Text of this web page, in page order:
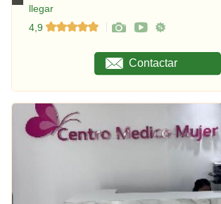
llegar
4,9
Contactar